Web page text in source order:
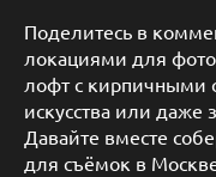
Поделитесь в
локациями для
лофт с кирпичными
искусства или даже
Давайте вместе
для съёмок в